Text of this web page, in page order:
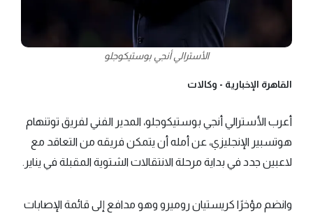
الأسترالي أنجي بوستيكوجلو
القاهرة الإخبارية - وكالات
أعرب الأسترالي أنجي بوستيكوجلو، المدير الفني لفريق توتنهام
هوتسبير الإنجليزي، عن أمله أن يتمكن فريقه من التعاقد مع
لاعبين جدد في بداية مرحلة الانتقالات الشتوية المقبلة في يناير.
وانضم مؤخرًا كريستيان روميرو وهو مدافع إلى قائمة الإصابات